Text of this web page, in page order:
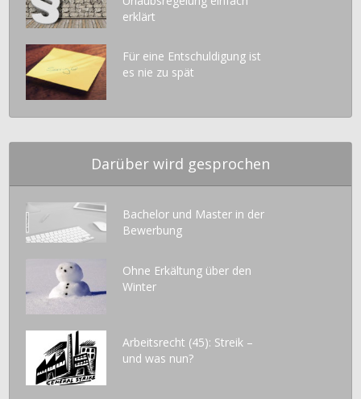
erklärt
Für eine Entschuldigung ist
es nie zu spät
Darüber wird gesprochen
Bachelor und Master in der
Bewerbung
Ohne Erkältung über den
Winter
Arbeitsrecht (45): Streik –
und was nun?